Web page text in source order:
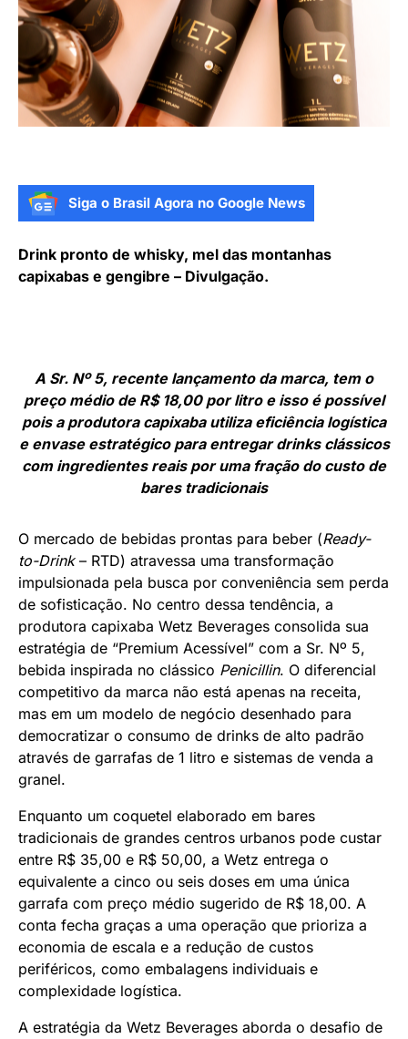
Siga o Brasil Agora no Google News
Drink pronto de whisky, mel das montanhas
capixabas e gengibre – Divulgação.
A Sr. Nº 5, recente lançamento da marca, tem o
preço médio de R$ 18,00 por litro e isso é possível
pois a produtora capixaba utiliza eficiência logística
e envase estratégico para entregar drinks clássicos
com ingredientes reais por uma fração do custo de
bares tradicionais
O mercado de bebidas prontas para beber (Ready-
to-Drink– RTD) atravessa uma transformação
impulsionada pela busca por conveniência sem perda
de sofisticação. No centro dessa tendência, a
produtora capixaba Wetz Beverages consolida sua
estratégia de “Premium Acessível” com a Sr. Nº 5,
bebida inspirada no clássico Penicillin. O diferencial
competitivo da marca não está apenas na receita,
mas em um modelo de negócio desenhado para
democratizar o consumo de drinks de alto padrão
através de garrafas de 1 litro e sistemas de venda a
granel.
Enquanto um coquetel elaborado em bares
tradicionais de grandes centros urbanos pode custar
entre R$ 35,00 e R$ 50,00, a Wetz entrega o
equivalente a cinco ou seis doses em uma única
garrafa com preço médio sugerido de R$ 18,00. A
conta fecha graças a uma operação que prioriza a
economia de escala e a redução de custos
periféricos, como embalagens individuais e
complexidade logística.
A estratégia da Wetz Beverages aborda o desafio de